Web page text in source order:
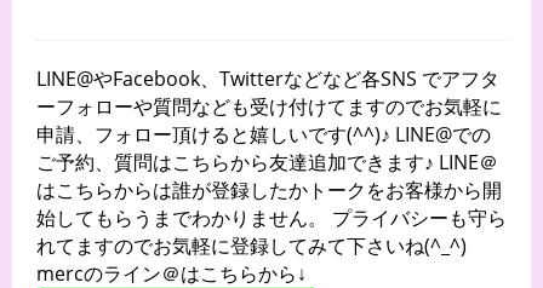
LINE@やFacebook、Twitterなどなど各SNS でアフタ
ーフォローや質問なども受け付けてますのでお気軽に
申請、フォロー頂けると嬉しいです(^^)♪ LINE@での
ご予約、質問はこちらから友達追加できます♪ LINE＠
はこちらからは誰が登録したかトークをお客様から開
始してもらうまでわかりません。 プライバシーも守ら
れてますのでお気軽に登録してみて下さいね(^_^)
mercのライン＠はこちらから↓